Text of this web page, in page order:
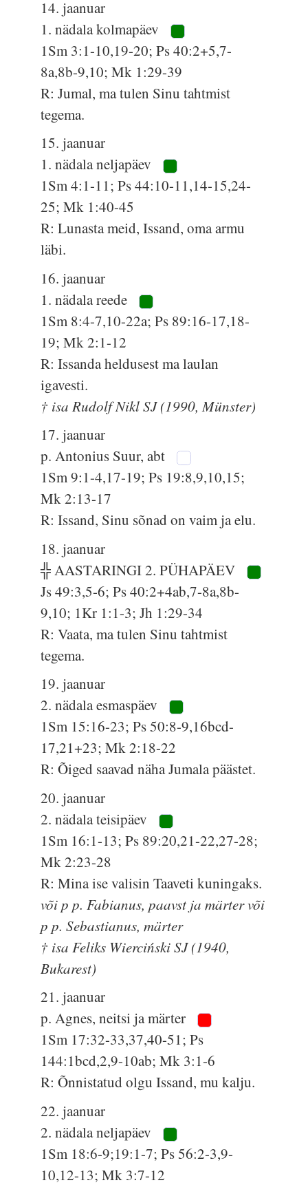
14. jaanuar
1. nädala kolmapäev
1Sm 3:1-10,19-20; Ps 40:2+5,7-
8a,8b-9,10; Mk 1:29-39
R: Jumal, ma tulen Sinu tahtmist
tegema.
15. jaanuar
1. nädala neljapäev
1Sm 4:1-11; Ps 44:10-11,14-15,24-
25; Mk 1:40-45
R: Lunasta meid, Issand, oma armu
läbi.
16. jaanuar
1. nädala reede
1Sm 8:4-7,10-22a; Ps 89:16-17,18-
19; Mk 2:1-12
R: Issanda heldusest ma laulan
igavesti.
† isa Rudolf Nikl SJ (1990, Münster)
17. jaanuar
p. Antonius Suur, abt
1Sm 9:1-4,17-19; Ps 19:8,9,10,15;
Mk 2:13-17
R: Issand, Sinu sõnad on vaim ja elu.
18. jaanuar
╬ AASTARINGI 2. PÜHAPÄEV
Js 49:3,5-6; Ps 40:2+4ab,7-8a,8b-
9,10; 1Kr 1:1-3; Jh 1:29-34
R: Vaata, ma tulen Sinu tahtmist
tegema.
19. jaanuar
2. nädala esmaspäev
1Sm 15:16-23; Ps 50:8-9,16bcd-
17,21+23; Mk 2:18-22
R: Õiged saavad näha Jumala päästet.
20. jaanuar
2. nädala teisipäev
1Sm 16:1-13; Ps 89:20,21-22,27-28;
Mk 2:23-28
R: Mina ise valisin Taaveti kuningaks.
või p p. Fabianus, paavst ja märter või
p p. Sebastianus, märter
† isa Feliks Wierciński SJ (1940,
Bukarest)
21. jaanuar
p. Agnes, neitsi ja märter
1Sm 17:32-33,37,40-51; Ps
144:1bcd,2,9-10ab; Mk 3:1-6
R: Õnnistatud olgu Issand, mu kalju.
22. jaanuar
2. nädala neljapäev
1Sm 18:6-9;19:1-7; Ps 56:2-3,9-
10,12-13; Mk 3:7-12